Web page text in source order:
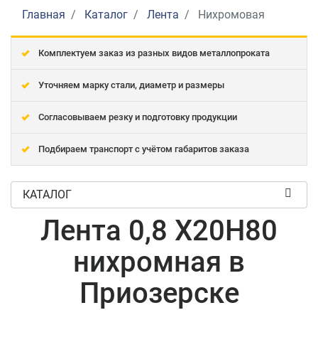
Главная Каталог Лента Нихромовая
Комплектуем заказ из разных видов металлопроката
Уточняем марку стали, диаметр и размеры
Согласовываем резку и подготовку продукции
Подбираем транспорт с учётом габаритов заказа
КАТАЛОГ
Лента 0,8 Х20Н80
нихромная в
Приозерске